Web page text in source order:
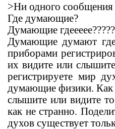
>Ни одного
Где думающие?
Думающие
Думающие думают
приборами
их видите или
регистрируете мир
думающие физики. Как
слышите или видите
как не странно.
духов существует